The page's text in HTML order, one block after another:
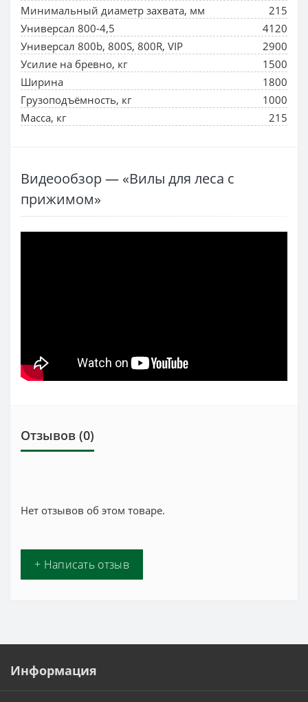
Минимальный диаметр захвата, мм
215
Универсал 800-4,5
4120
Универсал 800b, 800S, 800R, VIP
2900
Усилие на бревно, кг
1500
Ширина
1800
Грузоподъёмность, кг
1000
Масса, кг
215
Видеообзор — «Вилы для леса с
прижимом»
Отзывов (0)
Нет отзывов об этом товаре.
+ Написать отзыв
Информация